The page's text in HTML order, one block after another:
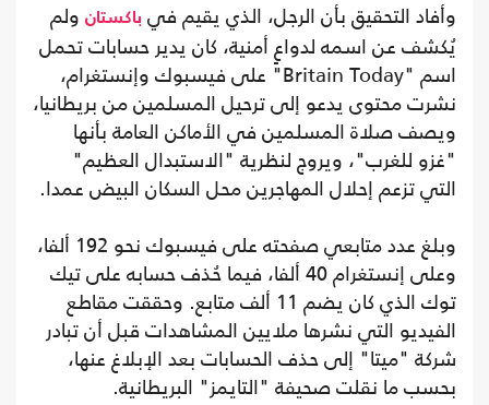
وأفاد التحقيق بأن الرجل، الذي يقيم في باكستان ولم
يُكشف عن اسمه لدواعٍ أمنية، كان يدير حسابات تحمل
اسم "Britain Today" على فيسبوك وإنستغرام،
نشرت محتوى يدعو إلى ترحيل المسلمين من بريطانيا،
ويصف صلاة المسلمين في الأماكن العامة بأنها
"غزو للغرب"، ويروج لنظرية "الاستبدال العظيم"
التي تزعم إحلال المهاجرين محل السكان البيض عمدا.
وبلغ عدد متابعي صفحته على فيسبوك نحو 192 ألفا،
وعلى إنستغرام 40 ألفا، فيما حُذف حسابه على تيك
توك الذي كان يضم 11 ألف متابع. وحققت مقاطع
الفيديو التي نشرها ملايين المشاهدات قبل أن تبادر
شركة "ميتا" إلى حذف الحسابات بعد الإبلاغ عنها،
بحسب ما نقلت صحيفة "التايمز" البريطانية.